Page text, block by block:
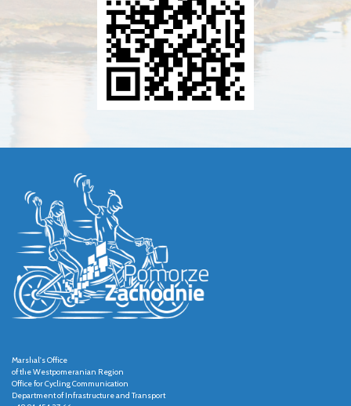
Marshal's Office
of the Westpomeranian Region
Office for Cycling Communication
Department of Infrastructure and Transport